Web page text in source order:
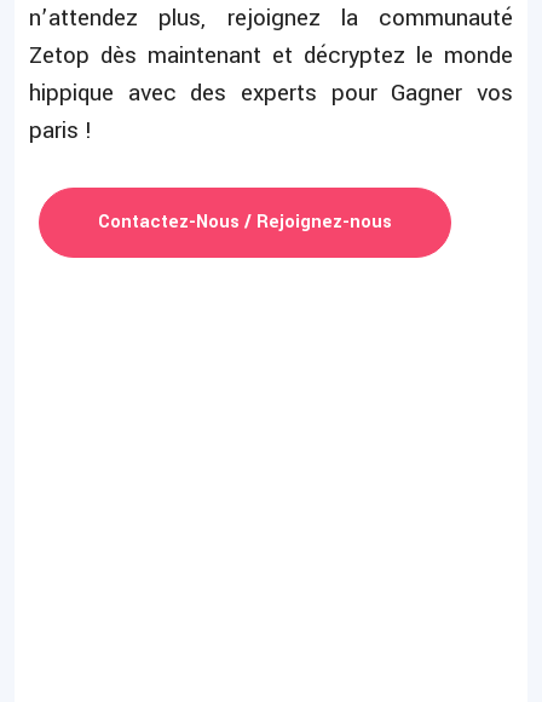
n’attendez plus, rejoignez la communauté
Zetop dès maintenant et décryptez le monde
hippique avec des experts pour Gagner vos
paris !
Contactez-Nous / Rejoignez-nous